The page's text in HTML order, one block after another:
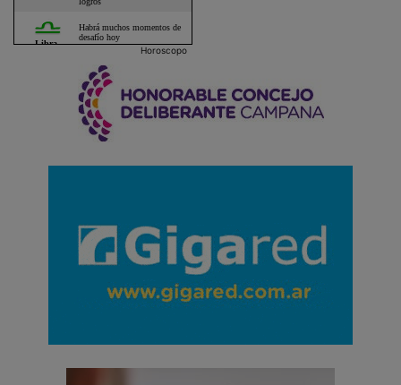
Horoscopo